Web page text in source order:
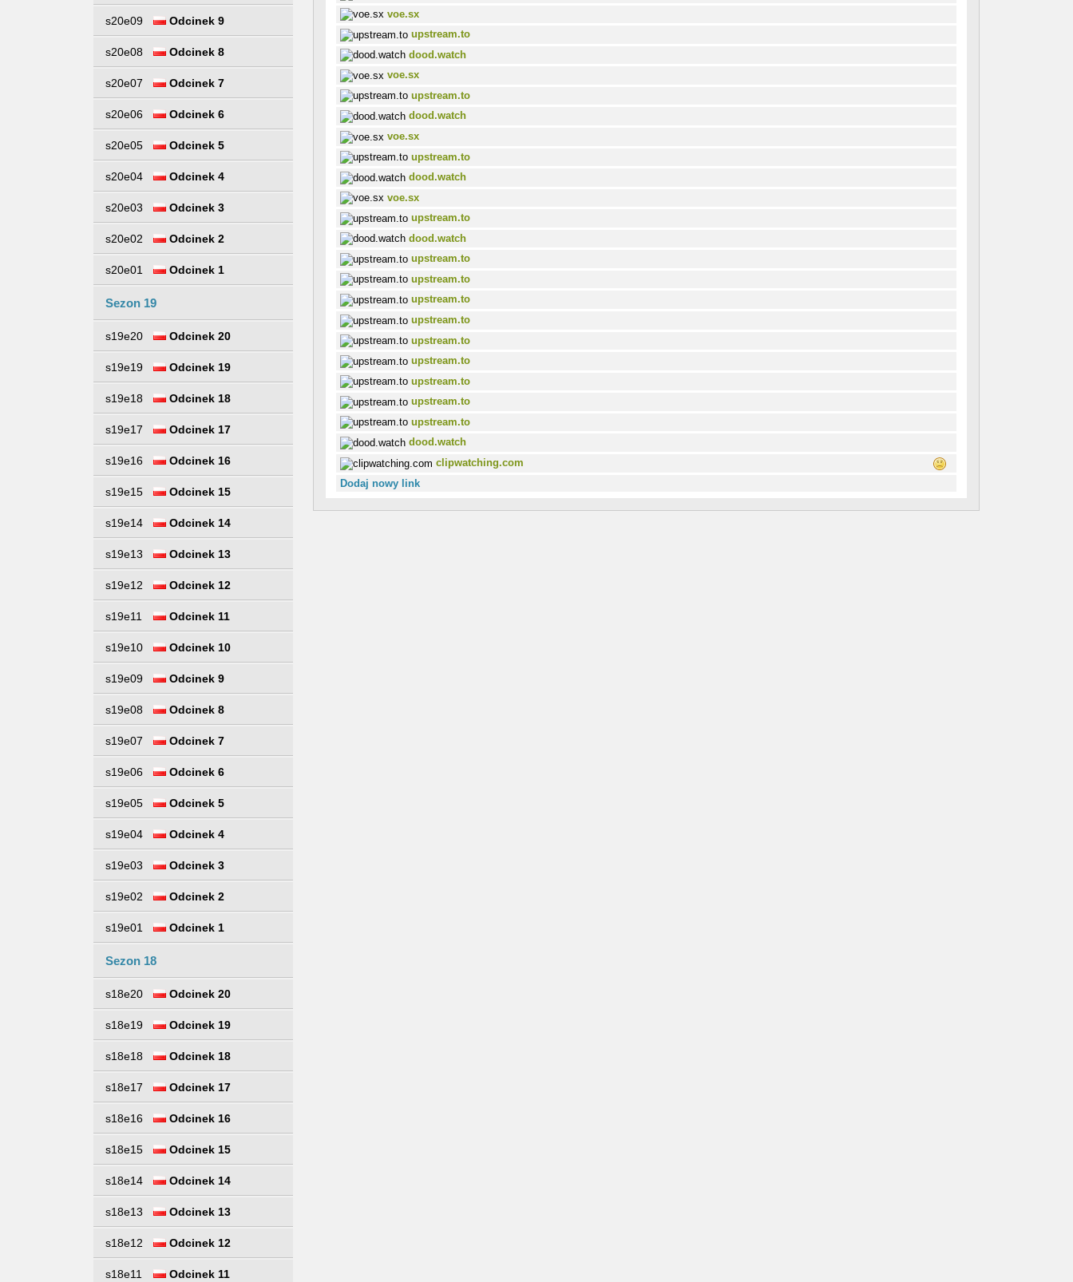
s20e09 Odcinek 9
s20e08 Odcinek 8
s20e07 Odcinek 7
s20e06 Odcinek 6
s20e05 Odcinek 5
s20e04 Odcinek 4
s20e03 Odcinek 3
s20e02 Odcinek 2
s20e01 Odcinek 1
Sezon 19
s19e20 Odcinek 20
s19e19 Odcinek 19
s19e18 Odcinek 18
s19e17 Odcinek 17
s19e16 Odcinek 16
s19e15 Odcinek 15
s19e14 Odcinek 14
s19e13 Odcinek 13
s19e12 Odcinek 12
s19e11 Odcinek 11
s19e10 Odcinek 10
s19e09 Odcinek 9
s19e08 Odcinek 8
s19e07 Odcinek 7
s19e06 Odcinek 6
s19e05 Odcinek 5
s19e04 Odcinek 4
s19e03 Odcinek 3
s19e02 Odcinek 2
s19e01 Odcinek 1
Sezon 18
s18e20 Odcinek 20
s18e19 Odcinek 19
s18e18 Odcinek 18
s18e17 Odcinek 17
s18e16 Odcinek 16
s18e15 Odcinek 15
s18e14 Odcinek 14
s18e13 Odcinek 13
s18e12 Odcinek 12
s18e11 Odcinek 11
voe.sx
upstream.to
dood.watch
voe.sx
upstream.to
dood.watch
voe.sx
upstream.to
dood.watch
voe.sx
upstream.to
dood.watch
upstream.to
upstream.to
upstream.to
upstream.to
upstream.to
upstream.to
upstream.to
upstream.to
upstream.to
dood.watch
clipwatching.com
Dodaj nowy link